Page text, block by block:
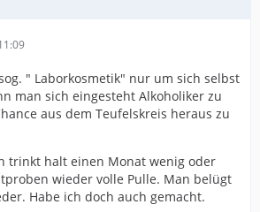
" Laborkosmetik" nur um sich selbst
man sich eingesteht Alkoholiker zu
aus dem Teufelskreis heraus zu
trinkt halt einen Monat wenig oder
wieder volle Pulle. Man belügt
Habe ich doch auch gemacht.